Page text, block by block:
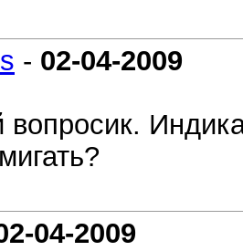
- 02-04-2009
04-2009